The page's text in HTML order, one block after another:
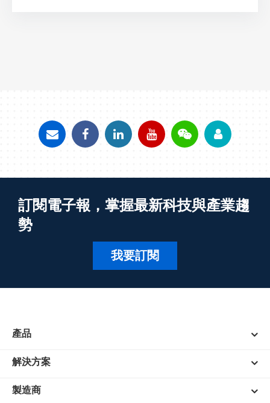
訂閱電子報，掌握最新科技與產業趨
勢
我要訂閱
產品
解決方案
製造商